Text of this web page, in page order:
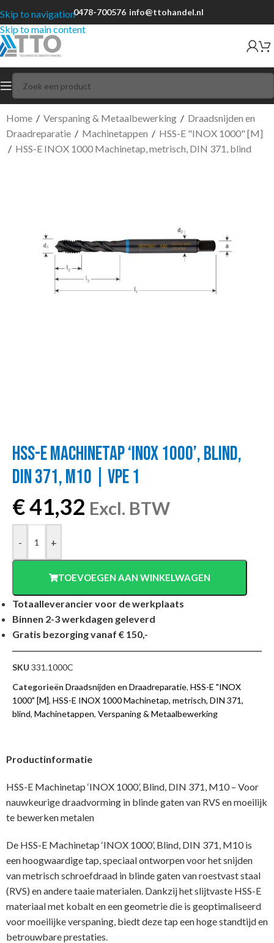
Skip to navigation
Skip to main content
0478-700576 info@ttohandel.nl
Home / Verspaning & Metaalbewerking / Draadsnijden en
Draadreparatie / Machinetappen / HSS-E "INOX 1000" [M]
/ HSS-E INOX 1000 Machinetap, metrisch, DIN 371, blind
HSS-E MACHINETAP ‘INOX 1000’, BLIND,
DIN 371, M10 | VPE 1
€41,32 Excl. BTW
- +
TOEVOEGEN AAN WINKELWAGEN
Totaalleverancier voor de werkplaats
Binnen 2-3 werkdagen geleverd
Gratis bezorging vanaf € 150,-
SKU 331.1000C
Categorieën Draadsnijden en Draadreparatie, HSS-E "INOX
1000" [M], HSS-E INOX 1000 Machinetap, metrisch, DIN 371,
blind, Machinetappen, Verspaning & Metaalbewerking
Productinformatie
HSS-E Machinetap ‘INOX 1000’, Blind, DIN 371, M10 – Voor
nauwkeurige draadvorming in blinde gaten van RVS en moeilijk
te bewerken metalen
De HSS-E Machinetap ‘INOX 1000’, Blind, DIN 371, M10 is
een hoogwaardige tap, speciaal ontworpen voor het snijden
van metrisch schroefdraad in blinde gaten van roestvast staal
(RVS) en andere taaie materialen. Dankzij het slijtvaste HSS-E
materiaal met kobalt en een geometrie die is geoptimaliseerd
voor moeilijke verspaning, biedt deze tap een hoge standtijd en
betrouwbare prestaties.